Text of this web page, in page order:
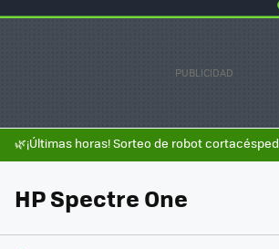
🌿¡Últimas horas! Sorteo de robot
HP Spectre One